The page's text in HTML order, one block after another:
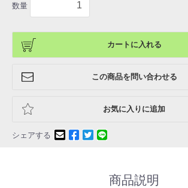
数量
カートに入れる
この商品を問い合わせる
お気に入りに追加
シェアする
商品説明